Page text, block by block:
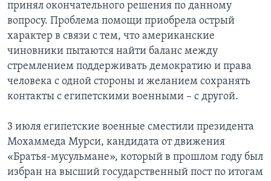
принял окончательного решения по данному
вопросу. Проблема помощи приобрела острый
характер в связи с тем, что американские
чиновники пытаются найти баланс между
стремлением поддерживать демократию и права
человека с одной стороны и желанием сохранять
контакты с египетскими военными – с другой.
3 июля египетские военные сместили президента
Мохаммеда Мурси, кандидата от движения
«Братья-мусульмане», который в прошлом году был
избран на высший государственный пост по итогам